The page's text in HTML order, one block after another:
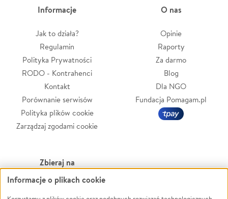
Informacje
Jak to działa?
Regulamin
Polityka Prywatności
RODO - Kontrahenci
Kontakt
Porównanie serwisów
Polityka plików cookie
Zarządzaj zgodami cookie
O nas
Opinie
Raporty
Za darmo
Blog
Dla NGO
Fundacja Pomagam.pl
Zbieraj na
Leczenie
Informacje o plikach cookie